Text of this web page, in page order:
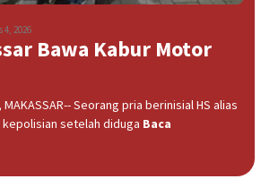
4, 2026
Bawa Kabur Motor
MAKASSAR-- Seorang pria berinisial HS alias
setelah diduga Baca